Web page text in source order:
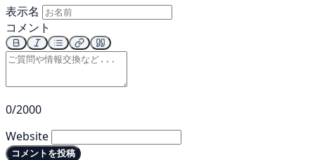
表示名
コメント
0/2000
Website
コメントを投稿